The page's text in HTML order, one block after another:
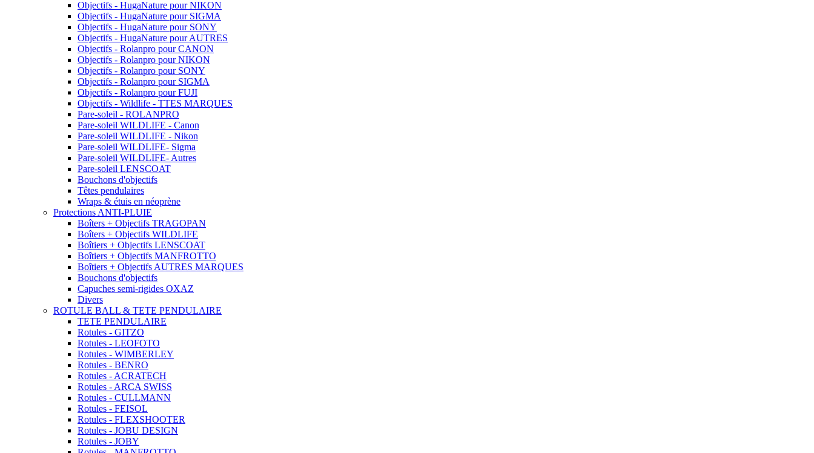
Objectifs - HugaNature pour NIKON
Objectifs - HugaNature pour SIGMA
Objectifs - HugaNature pour SONY
Objectifs - HugaNature pour AUTRES
Objectifs - Rolanpro pour CANON
Objectifs - Rolanpro pour NIKON
Objectifs - Rolanpro pour SONY
Objectifs - Rolanpro pour SIGMA
Objectifs - Rolanpro pour FUJI
Objectifs - Wildlife - TTES MARQUES
Pare-soleil - ROLANPRO
Pare-soleil WILDLIFE - Canon
Pare-soleil WILDLIFE - Nikon
Pare-soleil WILDLIFE- Sigma
Pare-soleil WILDLIFE- Autres
Pare-soleil LENSCOAT
Bouchons d'objectifs
Têtes pendulaires
Wraps & étuis en néoprène
Protections ANTI-PLUIE
Boîters + Objectifs TRAGOPAN
Boîters + Objectifs WILDLIFE
Boîtiers + Objectifs LENSCOAT
Boîtiers + Objectifs MANFROTTO
Boîtiers + Objectifs AUTRES MARQUES
Bouchons d'objectifs
Capuches semi-rigides OXAZ
Divers
ROTULE BALL & TETE PENDULAIRE
TETE PENDULAIRE
Rotules - GITZO
Rotules - LEOFOTO
Rotules - WIMBERLEY
Rotules - BENRO
Rotules - ACRATECH
Rotules - ARCA SWISS
Rotules - CULLMANN
Rotules - FEISOL
Rotules - FLEXSHOOTER
Rotules - JOBU DESIGN
Rotules - JOBY